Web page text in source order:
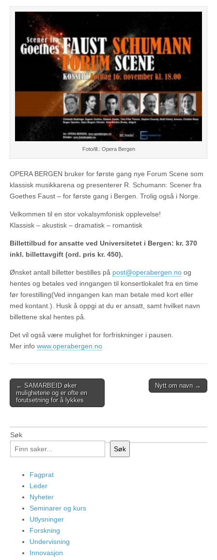
Foto/ill.: Opera Bergen
OPERA BERGEN bruker for første gang nye Forum Scene som
klassisk musikkarena og presenterer R. Schumann: Scener fra
Goethes Faust – for første gang i Bergen. Trolig også i Norge.
Velkommen til en stor vokalsymfonisk opplevelse!
Klassisk – akustisk – dramatisk – romantisk
Billettilbud for ansatte ved Universitetet i Bergen: kr. 370
inkl. billettavgift (ord. pris kr. 450).
Ønsket antall billetter bestilles på post@operabergen.no og
hentes og betales ved inngangen til konsertlokalet fra en time
før forestilling(Ved inngangen kan man betale med kort eller
med kontant.). Husk å oppgi at du er ansatt, samt hvilket navn
billettene skal hentes på.
Det vil også være mulighet for forfriskninger i pausen.
Mer info www.operabergen.no
Post
navigation
← SAMARBEID øker
mulighetene og er ofte en
forutsetning for å lykkes
Nytt om navn →
Søk
Søk
Fagprat
Leder
Nyheter
Seminarer og kurs
Utlysninger
Forskning
Undervisning
Innovasjon